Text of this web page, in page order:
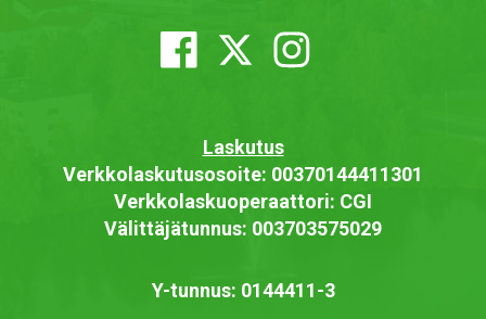
Laskutus
Verkkolaskutusosoite: 00370144411301
Verkkolaskuoperaattori: CGI
Välittäjätunnus: 003703575029
Y-tunnus: 0144411-3